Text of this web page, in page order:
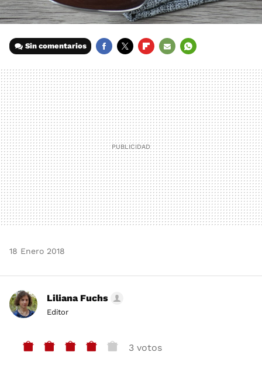
Sin comentarios
MAIL
18 Enero 2018
Liliana Fuchs
Editor
3 votos